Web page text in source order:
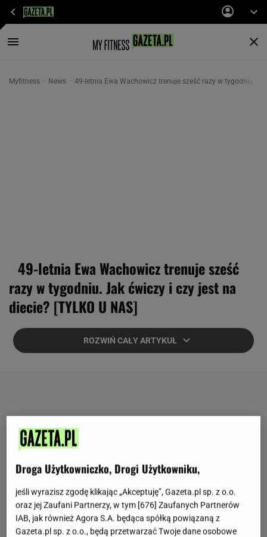
Myfitness News 49-letnia Ewa Wachowicz trenuje sześć razy w tygodniu.
49-letnia Ewa Wachowicz trenuje sześć
razy w tygodniu. Jak ćwiczy i czy jest na
diecie? [TYLKO U NAS]
ROZWIŃ CAŁY ARTYKUŁ
Droga Użytkowniczko, Drogi Użytkowniku,
jeśli wyrazisz zgodę klikając „Akceptuję”, Gazeta.pl sp. z o.o.
oraz jej Zaufani Partnerzy, w tym [676] Zaufanych Partnerów
IAB, jak również Agora S.A. będąca spółką powiązaną z
Gazeta.pl sp. z o.o., będą przetwarzać Twoje dane osobowe